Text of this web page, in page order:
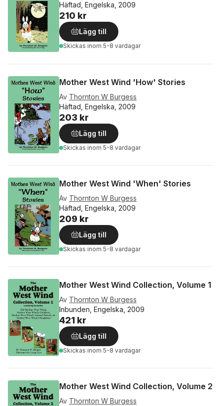
Häftad, Engelska, 2009
210 kr
Lägg till
Skickas inom 5-8 vardagar
Mother West Wind 'How' Stories
Av Thornton W Burgess
Häftad, Engelska, 2009
203 kr
Lägg till
Skickas inom 5-8 vardagar
Mother West Wind 'When' Stories
Av Thornton W Burgess
Häftad, Engelska, 2009
209 kr
Lägg till
Skickas inom 5-8 vardagar
Mother West Wind Collection, Volume 1
Av Thornton W Burgess
Inbunden, Engelska, 2009
421 kr
Lägg till
Skickas inom 5-8 vardagar
Mother West Wind Collection, Volume 2
Av Thornton W Burgess